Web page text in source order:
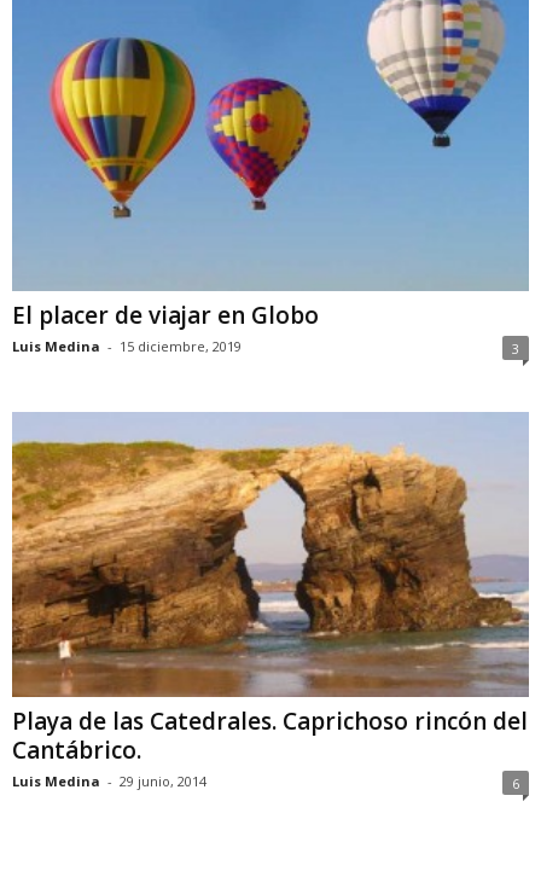
El placer de viajar en Globo
Luis Medina - 15 diciembre, 2019 3
Playa de las Catedrales. Caprichoso rincón del
Cantábrico.
Luis Medina - 29 junio, 2014 6